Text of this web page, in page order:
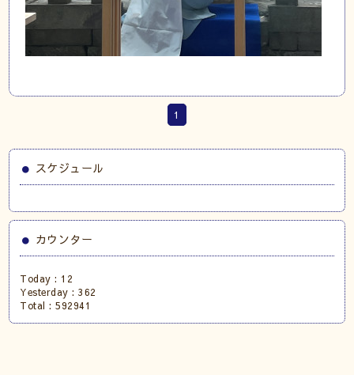
1
スケジュール
カウンター
Today : 12
Yesterday :362
Total :592941